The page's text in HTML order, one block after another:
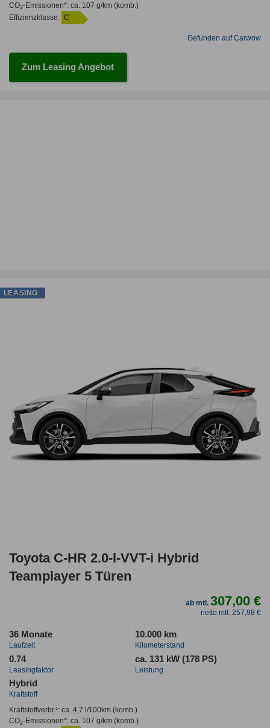
CO2-Emissionen*: ca. 107 g/km(komb.)
Effizienzklasse: C
Gefunden auf Carwow
Zum Leasing Angebot
Toyota C-HR 2.0-l-VVT-i Hybrid
Teamplayer 5 Türen
ab mtl.307,00 €
netto mtl. 257,98 €
36 Monate
Laufzeit
10.000 km
Kilometerstand
0.74
Leasingfaktor
ca. 131 kW (178 PS)
Leistung
Hybrid
Kraftstoff
Kraftstoffverbr.¹: ca. 4,7 l/100km(komb.)
CO2-Emissionen*: ca. 107 g/km(komb.)
LEASING